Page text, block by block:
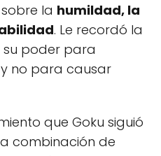
la humildad, la
. Le recordó la
poder para
no para causar
que Goku siguió
combinación de